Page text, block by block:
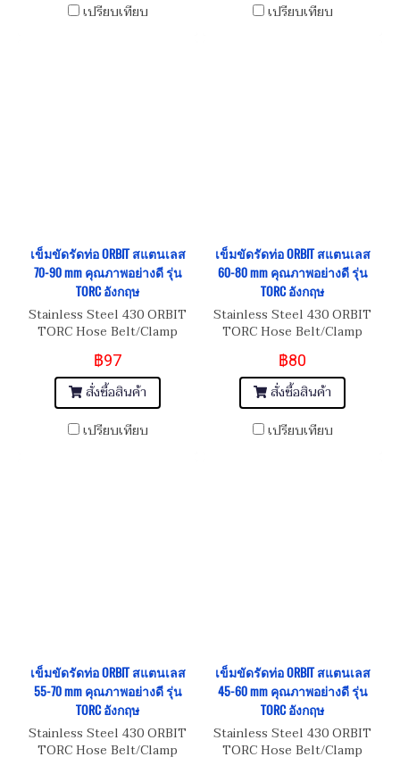
เปรียบเทียบ
เปรียบเทียบ
เข็มขัดรัดท่อ ORBIT สแตนเลส
70-90 mm คุณภาพอย่างดี รุ่น
TORC อังกฤษ
Stainless Steel 430 ORBIT
TORC Hose Belt/Clamp
เกรด 430 Size 70-90 mm
฿97
สั่งซื้อสินค้า
เปรียบเทียบ
เข็มขัดรัดท่อ ORBIT สแตนเลส
60-80 mm คุณภาพอย่างดี รุ่น
TORC อังกฤษ
Stainless Steel 430 ORBIT
TORC Hose Belt/Clamp
เกรด 430 Size 60-80 mm
฿80
สั่งซื้อสินค้า
เปรียบเทียบ
เข็มขัดรัดท่อ ORBIT สแตนเลส
55-70 mm คุณภาพอย่างดี รุ่น
TORC อังกฤษ
Stainless Steel 430 ORBIT
TORC Hose Belt/Clamp
เข็มขัดรัดท่อ ORBIT สแตนเลส
45-60 mm คุณภาพอย่างดี รุ่น
TORC อังกฤษ
Stainless Steel 430 ORBIT
TORC Hose Belt/Clamp